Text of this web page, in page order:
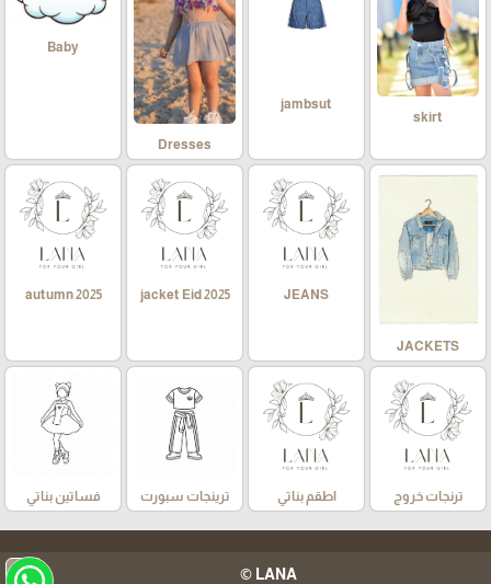
skirt
jambsut
Dresses
Baby
JACKETS
JEANS
jacket Eid 2025
autumn 2025
ترنجات خروج اطقم بناتي ترينجات سبورت فساتين بناتي
LANA ©
arrow_upward